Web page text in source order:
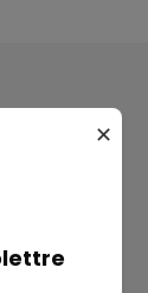
✕